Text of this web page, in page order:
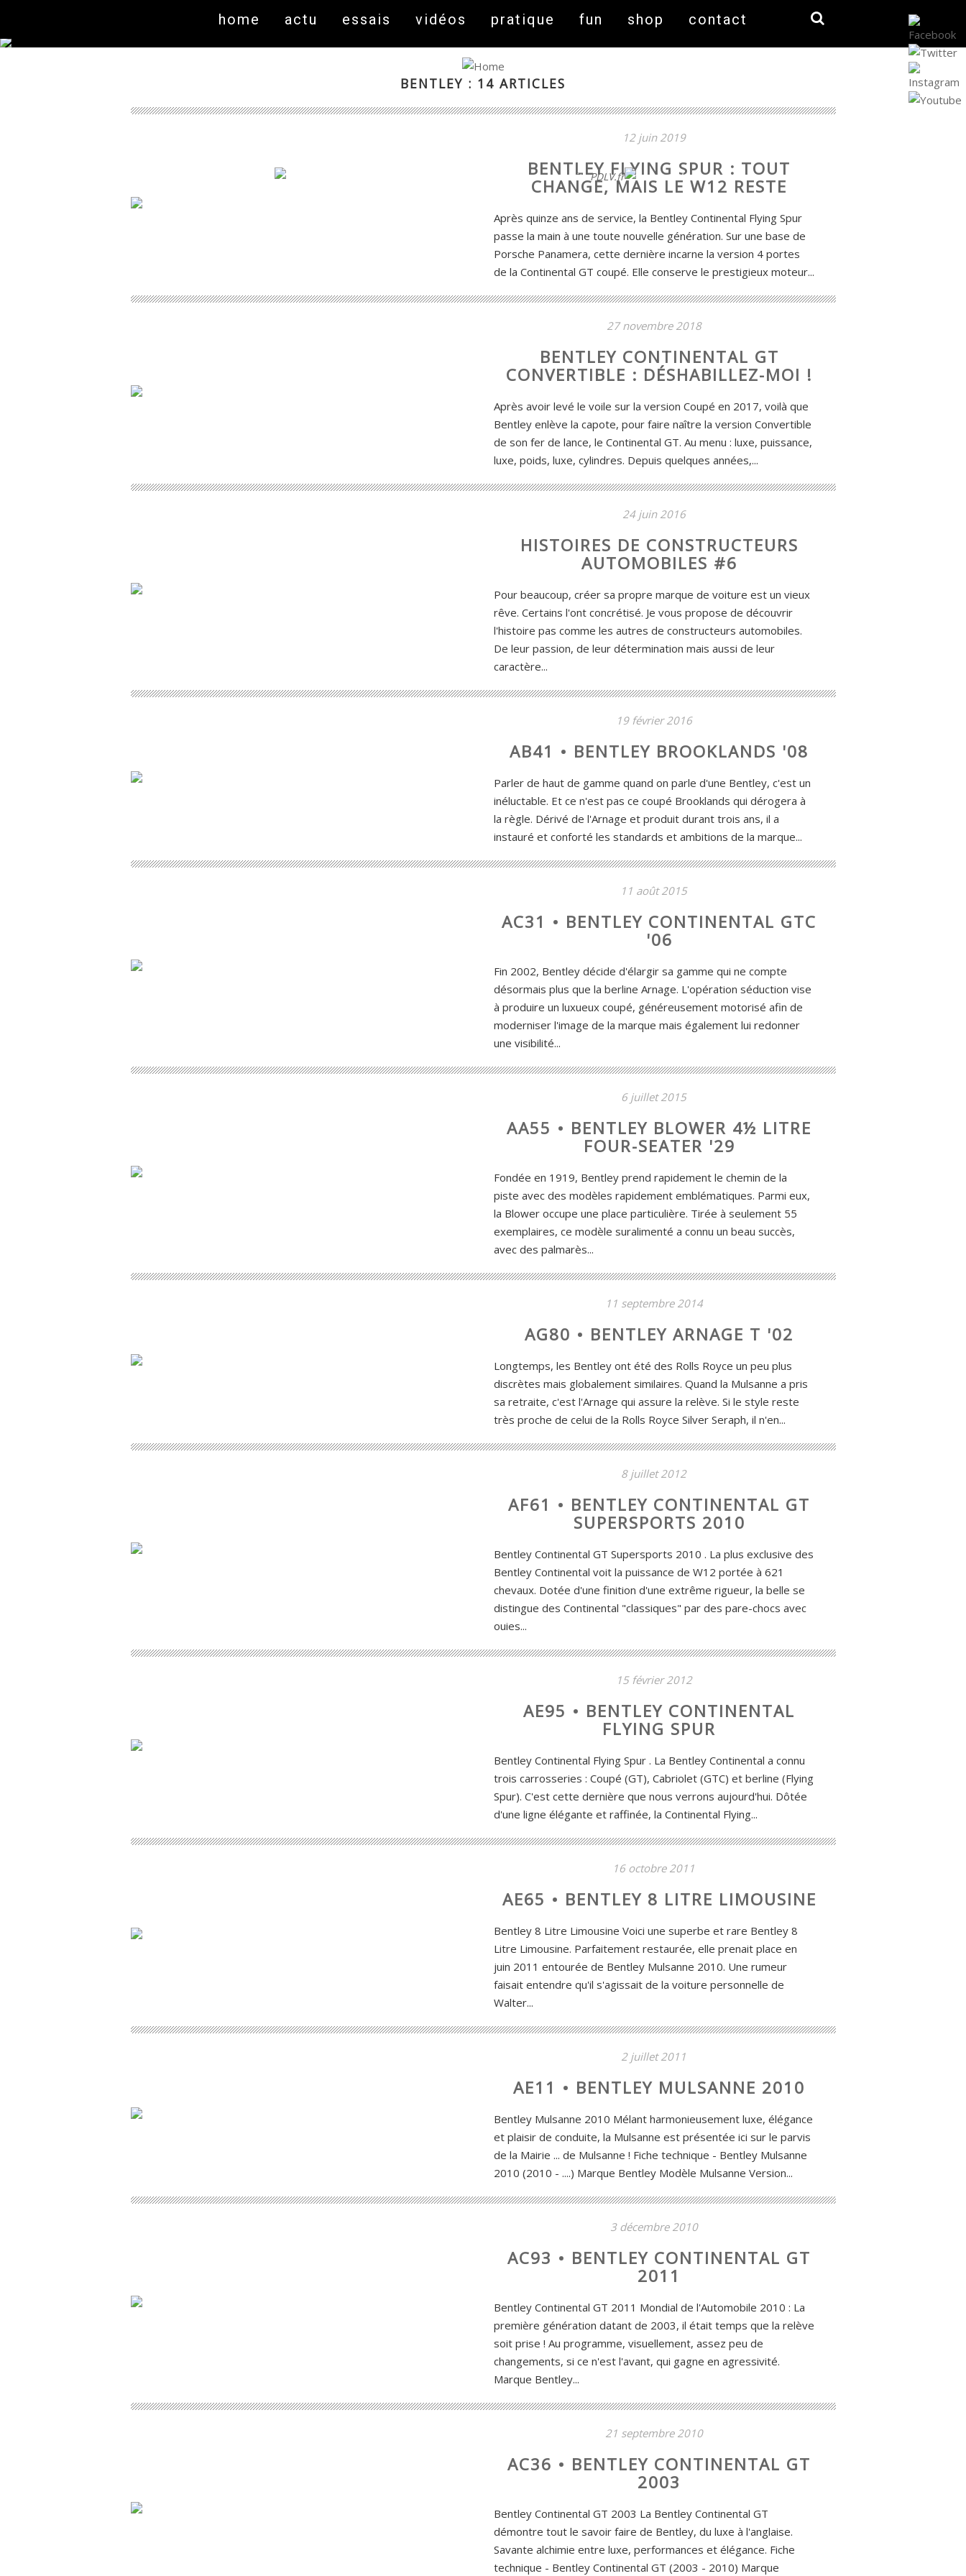
On fait peau neuve ! Découvrez notre nouveau sitePDLV.fr
home actu essais vidéos pratique fun shop contact
BENTLEY : 14 ARTICLES
12 juin 2019
BENTLEY FLYING SPUR : TOUT
CHANGE, MAIS LE W12 RESTE
Après quinze ans de service, la Bentley Continental Flying Spur
passe la main à une toute nouvelle génération. Sur une base de
Porsche Panamera, cette dernière incarne la version 4 portes
de la Continental GT coupé. Elle conserve le prestigieux moteur...
27 novembre 2018
BENTLEY CONTINENTAL GT
CONVERTIBLE : DÉSHABILLEZ-MOI !
Après avoir levé le voile sur la version Coupé en 2017, voilà que
Bentley enlève la capote, pour faire naître la version Convertible
de son fer de lance, le Continental GT. Au menu : luxe, puissance,
luxe, poids, luxe, cylindres. Depuis quelques années,...
24 juin 2016
HISTOIRES DE CONSTRUCTEURS
AUTOMOBILES #6
Pour beaucoup, créer sa propre marque de voiture est un vieux
rêve. Certains l'ont concrétisé. Je vous propose de découvrir
l'histoire pas comme les autres de constructeurs automobiles.
De leur passion, de leur détermination mais aussi de leur
caractère...
19 février 2016
AB41 • BENTLEY BROOKLANDS '08
Parler de haut de gamme quand on parle d'une Bentley, c'est un
inéluctable. Et ce n'est pas ce coupé Brooklands qui dérogera à
la règle. Dérivé de l'Arnage et produit durant trois ans, il a
instauré et conforté les standards et ambitions de la marque...
11 août 2015
AC31 • BENTLEY CONTINENTAL GTC
'06
Fin 2002, Bentley décide d'élargir sa gamme qui ne compte
désormais plus que la berline Arnage. L'opération séduction vise
à produire un luxueux coupé, généreusement motorisé afin de
moderniser l'image de la marque mais également lui redonner
une visibilité...
6 juillet 2015
AA55 • BENTLEY BLOWER 4½ LITRE
FOUR-SEATER '29
Fondée en 1919, Bentley prend rapidement le chemin de la
piste avec des modèles rapidement emblématiques. Parmi eux,
la Blower occupe une place particulière. Tirée à seulement 55
exemplaires, ce modèle suralimenté a connu un beau succès,
avec des palmarès...
11 septembre 2014
AG80 • BENTLEY ARNAGE T '02
Longtemps, les Bentley ont été des Rolls Royce un peu plus
discrètes mais globalement similaires. Quand la Mulsanne a pris
sa retraite, c'est l'Arnage qui assure la relève. Si le style reste
très proche de celui de la Rolls Royce Silver Seraph, il n'en...
8 juillet 2012
AF61 • BENTLEY CONTINENTAL GT
SUPERSPORTS 2010
Bentley Continental GT Supersports 2010 . La plus exclusive des
Bentley Continental voit la puissance de W12 portée à 621
chevaux. Dotée d'une finition d'une extrême rigueur, la belle se
distingue des Continental "classiques" par des pare-chocs avec
ouies...
15 février 2012
AE95 • BENTLEY CONTINENTAL
FLYING SPUR
Bentley Continental Flying Spur . La Bentley Continental a connu
trois carrosseries : Coupé (GT), Cabriolet (GTC) et berline (Flying
Spur). C'est cette dernière que nous verrons aujourd'hui. Dôtée
d'une ligne élégante et raffinée, la Continental Flying...
16 octobre 2011
AE65 • BENTLEY 8 LITRE LIMOUSINE
Bentley 8 Litre Limousine Voici une superbe et rare Bentley 8
Litre Limousine. Parfaitement restaurée, elle prenait place en
juin 2011 entourée de Bentley Mulsanne 2010. Une rumeur
faisait entendre qu'il s'agissait de la voiture personnelle de
Walter...
2 juillet 2011
AE11 • BENTLEY MULSANNE 2010
Bentley Mulsanne 2010 Mélant harmonieusement luxe, élégance
et plaisir de conduite, la Mulsanne est présentée ici sur le parvis
de la Mairie ... de Mulsanne ! Fiche technique - Bentley Mulsanne
2010 (2010 - ....) Marque Bentley Modèle Mulsanne Version...
3 décembre 2010
AC93 • BENTLEY CONTINENTAL GT
2011
Bentley Continental GT 2011 Mondial de l'Automobile 2010 : La
première génération datant de 2003, il était temps que la relève
soit prise ! Au programme, visuellement, assez peu de
changements, si ce n'est l'avant, qui gagne en agressivité.
Marque Bentley...
21 septembre 2010
AC36 • BENTLEY CONTINENTAL GT
2003
Bentley Continental GT 2003 La Bentley Continental GT
démontre tout le savoir faire de Bentley, du luxe à l'anglaise.
Savante alchimie entre luxe, performances et élégance. Fiche
technique - Bentley Continental GT (2003 - 2010) Marque